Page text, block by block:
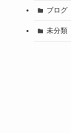
ブログ
未分類